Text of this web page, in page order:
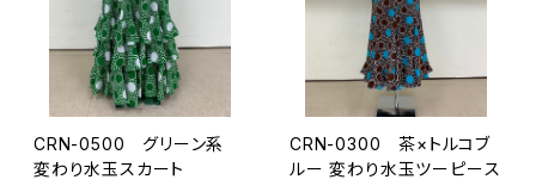
CRN-0500 グリーン系
変わり水玉スカート
CRN-0300 茶×トルコブ
ルー 変わり水玉ツーピース